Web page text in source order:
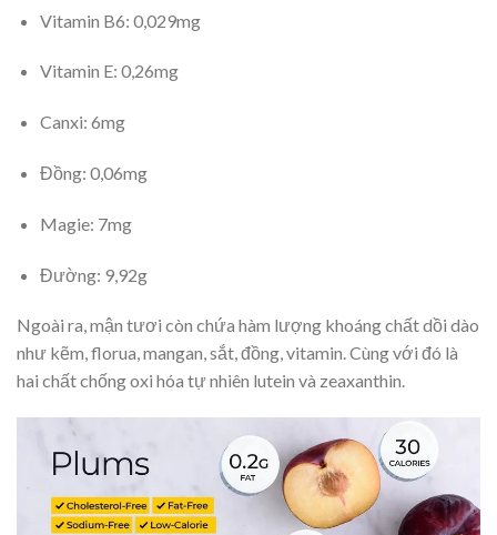
Vitamin B6: 0,029mg
Vitamin E: 0,26mg
Canxi: 6mg
Đồng: 0,06mg
Magie: 7mg
Đường: 9,92g
Ngoài ra, mận tươi còn chứa hàm lượng khoáng chất dồi dào
như kẽm, florua, mangan, sắt, đồng, vitamin. Cùng với đó là
hai chất chống oxi hóa tự nhiên lutein và zeaxanthin.